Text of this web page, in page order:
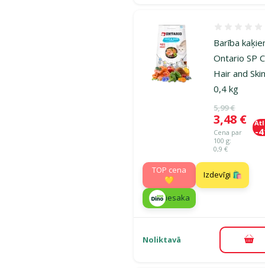
Barība
Ontario SP
Hair and
0,4 kg
Oriģinālā
5,99 €
Cena
3,48 €
Cena par
100 g:
0,9 €
-
TOP cena
💛
Izdevīgi 🛍️
iesaka
Noliktavā